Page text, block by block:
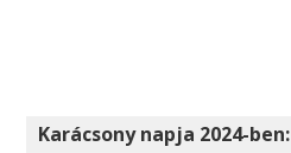
Karácsony napja 2024-ben: